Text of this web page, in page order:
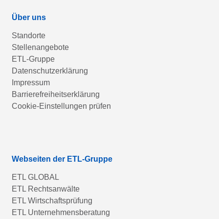
Über uns
Standorte
Stellenangebote
ETL-Gruppe
Datenschutzerklärung
Impressum
Barrierefreiheitserklärung
Cookie-Einstellungen prüfen
Webseiten der ETL-Gruppe
ETL GLOBAL
ETL Rechtsanwälte
ETL Wirtschaftsprüfung
ETL Unternehmensberatung